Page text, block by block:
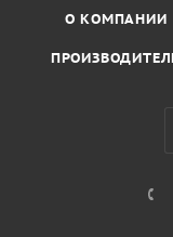
О КОМПАНИИ